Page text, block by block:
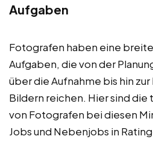
Aufgaben
Fotografen haben eine
Aufgaben, die von der
über die Aufnahme bis hin
Bildern reichen. Hier sind
von Fotografen bei diesen
Jobs und Nebenjobs in